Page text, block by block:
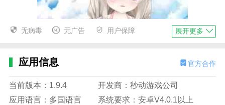
无病毒 无广告 用户保障 展开更多
应用信息 官方合作
当前版本：1.9.4
开发商：秒动游戏公司
应用语言：多国语言
系统要求：安卓V4.0.1以上